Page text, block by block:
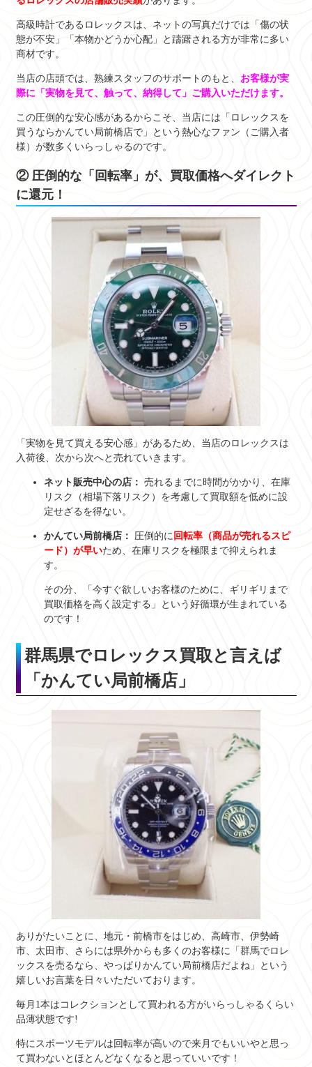
高級時計であるロレックスは、ネットの写真だけでは「傷の状
態が不安」「本物かどうか心配」と躊躇される方が非常に多い
商材です。
当店の店頭では、熟練スタッフのサポートのもと、 お客様が実
際に「実物を見て、触って、納得して」ご購入いただけます。
この圧倒的な安心感があるからこそ、当店には「ロレックスを
買うならかんてい局前橋店で」という熱心なファン（ご購入者
様）が数多くいらっしゃるのです。
② 圧倒的な「回転率」が、買取価格へダイレクト
に還元！
「実物を見て買える安心感」があるため、当店のロレックスは
入荷後、次から次へと売れていきます。
ネット販売中心の店： 売れるまでに時間がかかり、在庫
リスク（相場下落リスク）を考慮して買取額を低めに設
定せざるを得ない。
かんてい局前橋店： 圧倒的に 回転率（商品が売れるスピ
ード）が早いため、在庫リスクを極限まで抑えられま
す。
その分、「今すぐ欲しいお客様のために、ギリギリまで
買取価格を高く設定する」という好循環が生まれている
のです！
群馬県でロレックス買取と言えば
「かんてい局前橋店」
ありがたいことに、地元・前橋市をはじめ、高崎市、伊勢崎
市、太田市、さらには県外からも多くのお客様に「群馬でロレ
ックスを売るなら、やっぱりかんてい局前橋店だよね」という
嬉しいお言葉を日々いただいております。
毎月1本はコレクションとして買われる方がいらっしゃるくらい
品薄状態です!
特にスポーツモデルは回転率が高いので来月でもいいやと思っ
て買わないとほとんどなくなると思っていいです！